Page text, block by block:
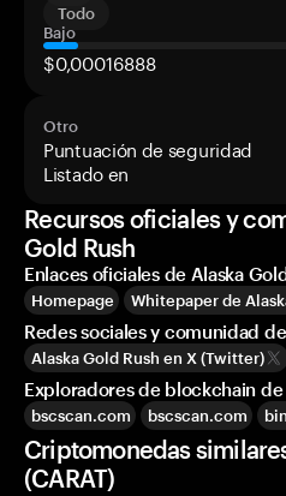
Todo
Bajo
$0,00016888
Otro
Puntuación de seguridad
Listado en
Recursos oficiales y
Gold Rush
Enlaces oficiales de Alaska
Homepage Whitepaper de
Redes sociales y comunidad
Alaska Gold Rush en X (Twitter)
Exploradores de blockchain de
bscscan.com bscscan.com
Criptomonedas
(CARAT)